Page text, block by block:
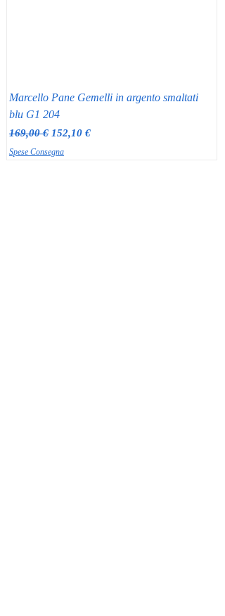
Marcello Pane Gemelli in argento smaltati
blu G1 204
Prezzo regolare
169,00 € Prezzo scontato
152,10 €
Spese Consegna